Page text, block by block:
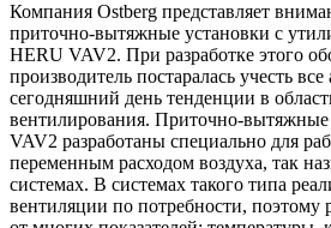
Компания Ostberg представляет
приточно-вытяжные установки с
HERU VAV2. При разработке этого
производитель постаралась учесть
сегодняшний день тенденции в
вентилирования. Приточно-
VAV2 разработаны специально для
переменным расходом воздуха, так
системах. В системах такого типа
вентиляции по потребности, поэтому